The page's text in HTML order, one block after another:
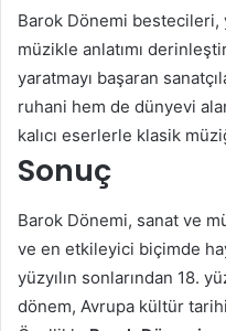
Barok Dönemi bestecileri,
müzikle anlatımı
yaratmayı başaran
ruhani hem de dünyevi
kalıcı eserlerle klasik
Sonuç
Barok Dönemi, sanat ve
ve en etkileyici biçimde
yüzyılın sonlarından 18.
dönem, Avrupa kültür